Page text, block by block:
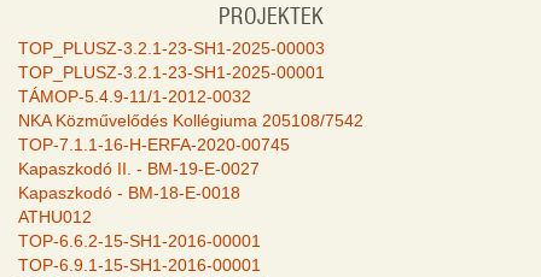
PROJEKTEK
TOP_PLUSZ-3.2.1-23-SH1-2025-00003
TOP_PLUSZ-3.2.1-23-SH1-2025-00001
TÁMOP-5.4.9-11/1-2012-0032
NKA Közművelődés Kollégiuma 205108/7542
TOP-7.1.1-16-H-ERFA-2020-00745
Kapaszkodó II. - BM-19-E-0027
Kapaszkodó - BM-18-E-0018
ATHU012
TOP-6.6.2-15-SH1-2016-00001
TOP-6.9.1-15-SH1-2016-00001